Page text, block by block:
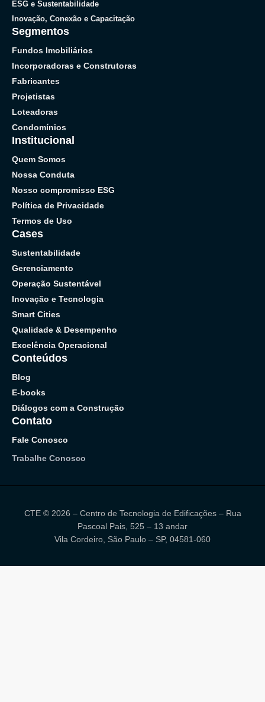
ESG e Sustentabilidade
Inovação, Conexão e Capacitação
Segmentos
Fundos Imobiliários
Incorporadoras e Construtoras
Fabricantes
Projetistas
Loteadoras
Condomínios
Institucional
Quem Somos
Nossa Conduta
Nosso compromisso ESG
Política de Privacidade
Termos de Uso
Cases
Sustentabilidade
Gerenciamento
Operação Sustentável
Inovação e Tecnologia
Smart Cities
Qualidade & Desempenho
Excelência Operacional
Conteúdos
Blog
E-books
Diálogos com a Construção
Contato
Fale Conosco
Trabalhe Conosco
CTE © 2026 – Centro de Tecnologia de Edificações – Rua
Pascoal Pais, 525 – 13 andar
Vila Cordeiro, São Paulo – SP, 04581-060